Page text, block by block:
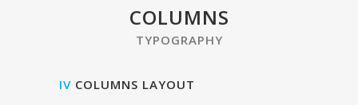
COLUMNS
TYPOGRAPHY
IV COLUMNS LAYOUT